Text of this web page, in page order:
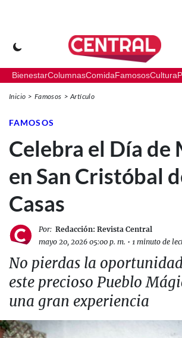
BienestarColumnasComidaFamososCultura
Inicio Famosos Artículo
FAMOSOS
Celebra el Día de
en San Cristóbal
Casas
Por: Redacción: Revista Central
mayo 20, 2026 05:00 p. m. • 1 minuto de
No pierdas la
este precioso Pueblo
una gran experiencia